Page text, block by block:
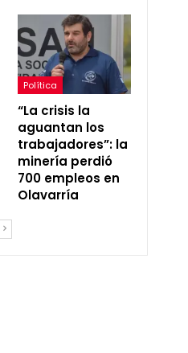
Política
“La crisis la
aguantan los
trabajadores”: la
minería perdió
700 empleos en
Olavarría